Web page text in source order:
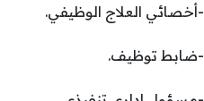
-أخصائي العلاج الوظيفي.
-ضابط توظيف.